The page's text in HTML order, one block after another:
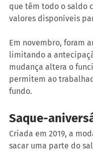
que têm todo o saldo
valores disponíveis
Em novembro, foram
limitando a
mudança altera o
permitem ao
fundo.
Saque-
Criada em 2019, a
sacar uma parte do